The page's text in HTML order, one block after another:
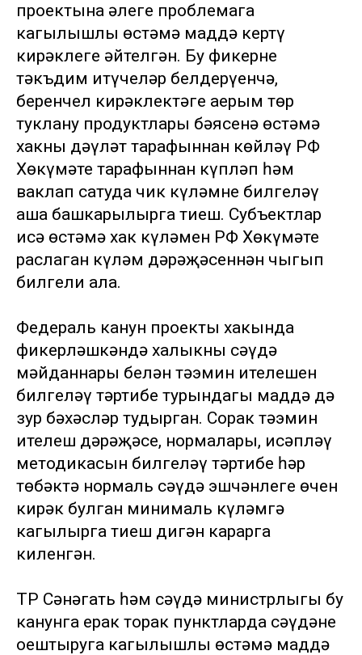
проектына әлеге проблемага
кагылышлы өстәмә маддә кертү
кирәклеге әйтелгән. Бу фикерне
тәкъдим итүчеләр белдерүенчә,
беренчел кирәклектәге аерым төр
туклану продуктлары бәясенә өстәмә
хакны дәүләт тарафыннан көйләү РФ
Хөкүмәте тарафыннан күпләп һәм
ваклап сатуда чик күләмне билгеләү
аша башкарылырга тиеш. Субъектлар
исә өстәмә хак күләмен РФ Хөкүмәте
раслаган күләм дәрәҗәсеннән чыгып
билгели ала.
Федераль канун проекты хакында
фикерләшкәндә халыкның сәүдә
мәйданнары белән тәэмин ителешен
билгеләү тәртибе турындагы маддә дә
зур бәхәсләр тудырган. Соңрак тәэмин
ителеш дәрәҗәсе, нормалары, исәпләү
методикасын билгеләү тәртибе һәр
төбәктә нормаль сәүдә эшчәнлеге өчен
кирәк булган минималь күләмгә
кагылырга тиеш дигән карарга
киленгән.
ТР Сәнәгать һәм сәүдә министрлыгы бу
канунга ерак торак пунктларда сәүдәне
оештыруга кагылышлы өстәмә маддә